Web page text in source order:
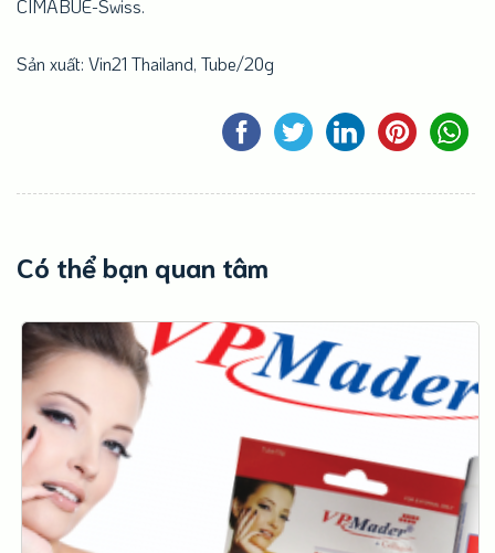
CIMABUE-Swiss.
Sản xuất: Vin21 Thailand, Tube/20g
Có thể bạn quan tâm